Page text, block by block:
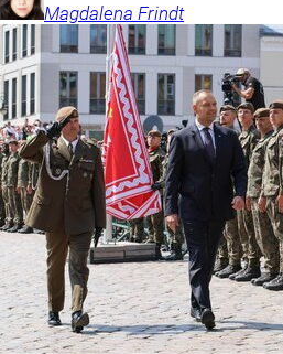
Magdalena Frindt